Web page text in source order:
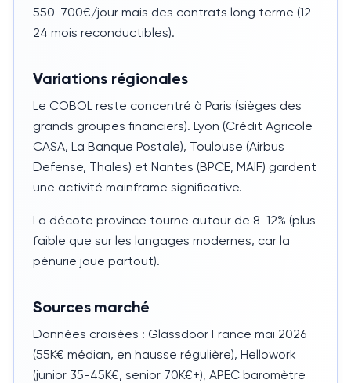
550-700€/jour mais des contrats long terme (12-
24 mois reconductibles).
Variations régionales
Le COBOL reste concentré à Paris (sièges des
grands groupes financiers). Lyon (Crédit Agricole
CASA, La Banque Postale), Toulouse (Airbus
Defense, Thales) et Nantes (BPCE, MAIF) gardent
une activité mainframe significative.
La décote province tourne autour de 8-12% (plus
faible que sur les langages modernes, car la
pénurie joue partout).
Sources marché
Données croisées : Glassdoor France mai 2026
(55K€ médian, en hausse régulière), Hellowork
(junior 35-45K€, senior 70K€+), APEC baromètre